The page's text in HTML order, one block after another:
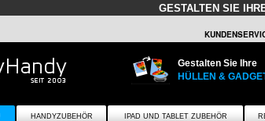
GESTALTEN SIE
Gestalten Sie Ihre
HÜLLEN &
HANDYZUBEHÖR IPAD UND TABLET ZUBEHÖR